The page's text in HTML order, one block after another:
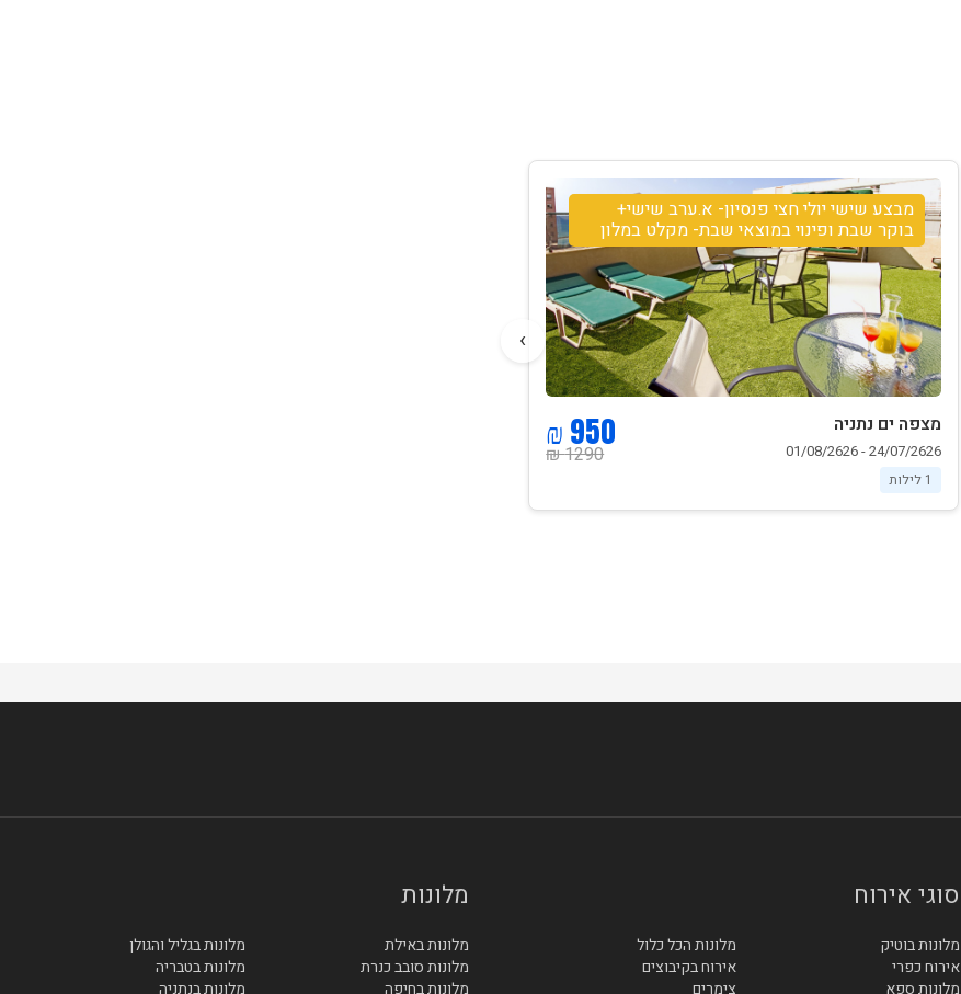
מבצע שישי יולי חצי פנסיון- א.ערב שישי+
בוקר שבת ופינוי במוצאי שבת- מקלט במלון
מצפה ים נתניה
24/07/2626 - 01/08/2626
1 לילות
1290 ₪
950 ₪
›
סוגי אירוח
מלונות בוטיק
מלונות הכל כלול
אירוח כפרי
אירוח בקיבוצים
מלונות ספא
צימרים
מלונות
מלונות באילת
מלונות בגליל והגולן
מלונות סובב כנרת
מלונות בטבריה
מלונות בחיפה
מלונות בנתניה